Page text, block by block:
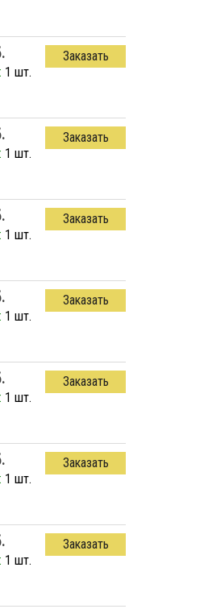
1 шт.
Заказать
1 шт.
Заказать
1 шт.
Заказать
1 шт.
Заказать
1 шт.
Заказать
1 шт.
Заказать
1 шт.
Заказать